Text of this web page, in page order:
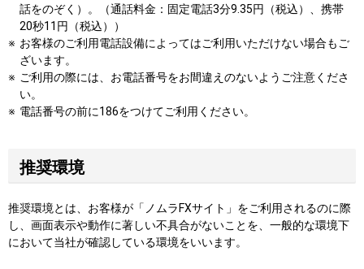
話をのぞく）。（通話料金：固定電話3分9.35円（税込）、携帯
20秒11円（税込））
お客様のご利用電話設備によってはご利用いただけない場合もご
ざいます。
ご利用の際には、お電話番号をお間違えのないようご注意くださ
い。
電話番号の前に186をつけてご利用ください。
推奨環境
推奨環境とは、お客様が「ノムラFXサイト」をご利用されるのに際
し、画面表示や動作に著しい不具合がないことを、一般的な環境下
において当社が確認している環境をいいます。